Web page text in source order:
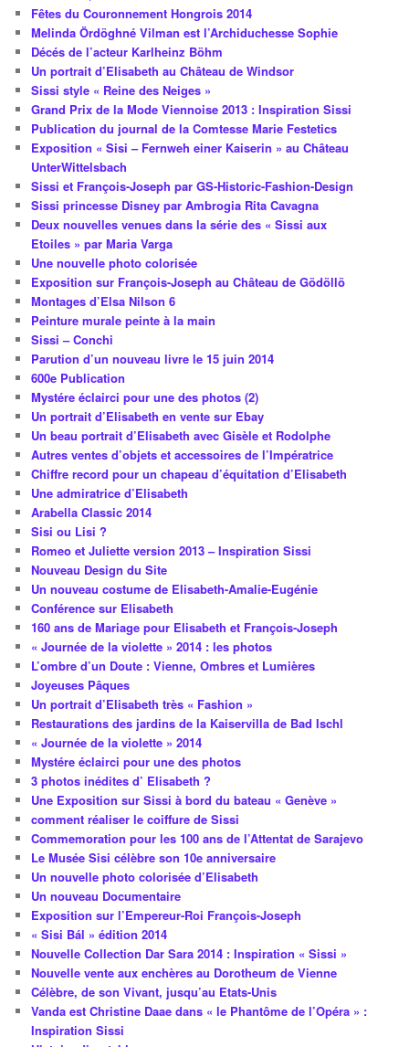
Fêtes du Couronnement Hongrois 2014
Melinda Ördöghné Vilman est l’Archiduchesse Sophie
Décés de l’acteur Karlheinz Böhm
Un portrait d’Elisabeth au Château de Windsor
Sissi style « Reine des Neiges »
Grand Prix de la Mode Viennoise 2013 : Inspiration Sissi
Publication du journal de la Comtesse Marie Festetics
Exposition « Sisi – Fernweh einer Kaiserin » au Château
UnterWittelsbach
Sissi et François-Joseph par GS-Historic-Fashion-Design
Sissi princesse Disney par Ambrogia Rita Cavagna
Deux nouvelles venues dans la série des « Sissi aux
Etoiles » par Maria Varga
Une nouvelle photo colorisée
Exposition sur François-Joseph au Château de Gödöllö
Montages d’Elsa Nilson 6
Peinture murale peinte à la main
Sissi – Conchi
Parution d’un nouveau livre le 15 juin 2014
600e Publication
Mystére éclairci pour une des photos (2)
Un portrait d’Elisabeth en vente sur Ebay
Un beau portrait d’Elisabeth avec Gisèle et Rodolphe
Autres ventes d’objets et accessoires de l’Impératrice
Chiffre record pour un chapeau d’équitation d’Elisabeth
Une admiratrice d’Elisabeth
Arabella Classic 2014
Sisi ou Lisi ?
Romeo et Juliette version 2013 – Inspiration Sissi
Nouveau Design du Site
Un nouveau costume de Elisabeth-Amalie-Eugénie
Conférence sur Elisabeth
160 ans de Mariage pour Elisabeth et François-Joseph
« Journée de la violette » 2014 : les photos
L’ombre d’un Doute : Vienne, Ombres et Lumières
Joyeuses Pâques
Un portrait d’Elisabeth très « Fashion »
Restaurations des jardins de la Kaiservilla de Bad Ischl
« Journée de la violette » 2014
Mystére éclairci pour une des photos
3 photos inédites d’ Elisabeth ?
Une Exposition sur Sissi à bord du bateau « Genève »
comment réaliser le coiffure de Sissi
Commemoration pour les 100 ans de l’Attentat de Sarajevo
Le Musée Sisi célèbre son 10e anniversaire
Un nouvelle photo colorisée d’Elisabeth
Un nouveau Documentaire
Exposition sur l’Empereur-Roi François-Joseph
« Sisi Bál » édition 2014
Nouvelle Collection Dar Sara 2014 : Inspiration « Sissi »
Nouvelle vente aux enchères au Dorotheum de Vienne
Célèbre, de son Vivant, jusqu’au Etats-Unis
Vanda est Christine Daae dans « le Phantôme de l’Opéra » :
Inspiration Sissi